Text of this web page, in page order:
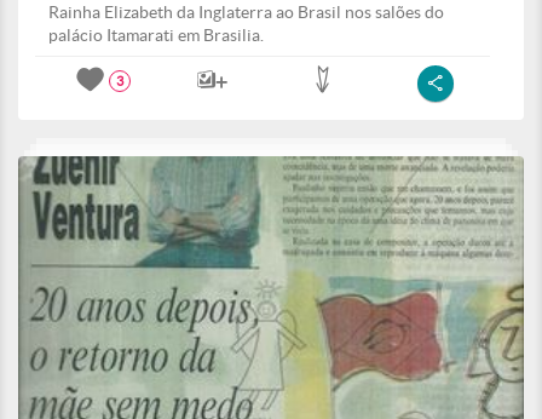
Rainha Elizabeth da Inglaterra ao Brasil nos salões do
palácio Itamarati em Brasilia.
3